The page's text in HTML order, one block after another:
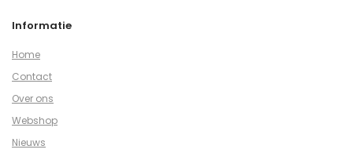
Informatie
Home
Contact
Over ons
Webshop
Nieuws